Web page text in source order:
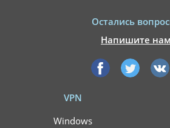
Остались
Напишите нам
VPN
Windows